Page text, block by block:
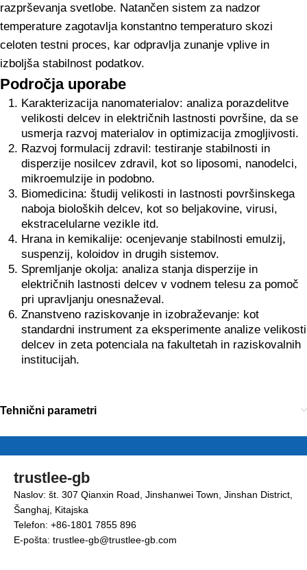
razprševanja svetlobe. Natančen sistem za nadzor
temperature zagotavlja konstantno temperaturo skozi
celoten testni proces, kar odpravlja zunanje vplive in
izboljša stabilnost podatkov.
Področja uporabe
Karakterizacija nanomaterialov: analiza porazdelitve
velikosti delcev in električnih lastnosti površine, da se
usmerja razvoj materialov in optimizacija zmogljivosti.
Razvoj formulacij zdravil: testiranje stabilnosti in
disperzije nosilcev zdravil, kot so liposomi, nanodelci,
mikroemulzije in podobno.
Biomedicina: študij velikosti in lastnosti površinskega
naboja bioloških delcev, kot so beljakovine, virusi,
ekstracelularne vezikle itd.
Hrana in kemikalije: ocenjevanje stabilnosti emulzij,
suspenzij, koloidov in drugih sistemov.
Spremljanje okolja: analiza stanja disperzije in
električnih lastnosti delcev v vodnem telesu za pomoč
pri upravljanju onesnaževal.
Znanstveno raziskovanje in izobraževanje: kot
standardni instrument za eksperimente analize velikosti
delcev in zeta potenciala na fakultetah in raziskovalnih
institucijah.
Tehnični parametri
trustlee-gb
Naslov: št. 307 Qianxin Road, Jinshanwei Town, Jinshan District,
Šanghaj, Kitajska
Telefon: +86-1801 7855 896
E-pošta: trustlee-gb@trustlee-gb.com